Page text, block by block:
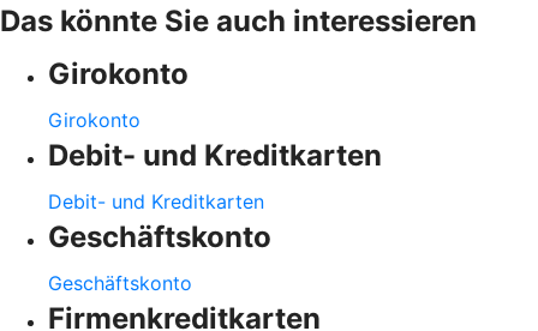
Das könnte Sie auch interessieren
Girokonto
Girokonto
Debit- und Kreditkarten
Debit- und Kreditkarten
Geschäftskonto
Geschäftskonto
Firmenkreditkarten